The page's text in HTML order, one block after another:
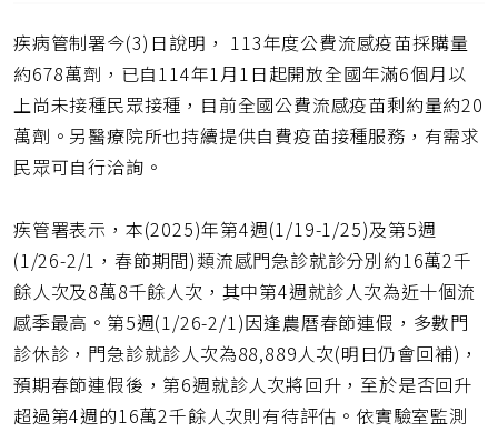
短
網
址
疾病管制署今(3)日說明， 113年度公費流感疫苗採購量
約678萬劑，已自114年1月1日起開放全國年滿6個月以
上尚未接種民眾接種，目前全國公費流感疫苗剩約量約20
萬劑。另醫療院所也持續提供自費疫苗接種服務，有需求
民眾可自行洽詢。
疾管署表示，本(2025)年第4週(1/19-1/25)及第5週
(1/26-2/1，春節期間)類流感門急診就診分別約16萬2千
餘人次及8萬8千餘人次，其中第4週就診人次為近十個流
感季最高。第5週(1/26-2/1)因逢農曆春節連假，多數門
診休診，門急診就診人次為88,889人次(明日仍會回補)，
預期春節連假後，第6週就診人次將回升，至於是否回升
超過第4週的16萬2千餘人次則有待評估。依實驗室監測